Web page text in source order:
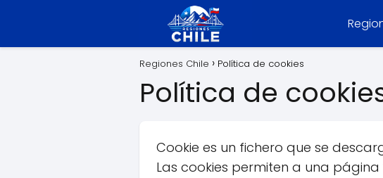
Regiones Chile Política de cookies
Política de
Cookie es un fichero que se
Las cookies permiten a una